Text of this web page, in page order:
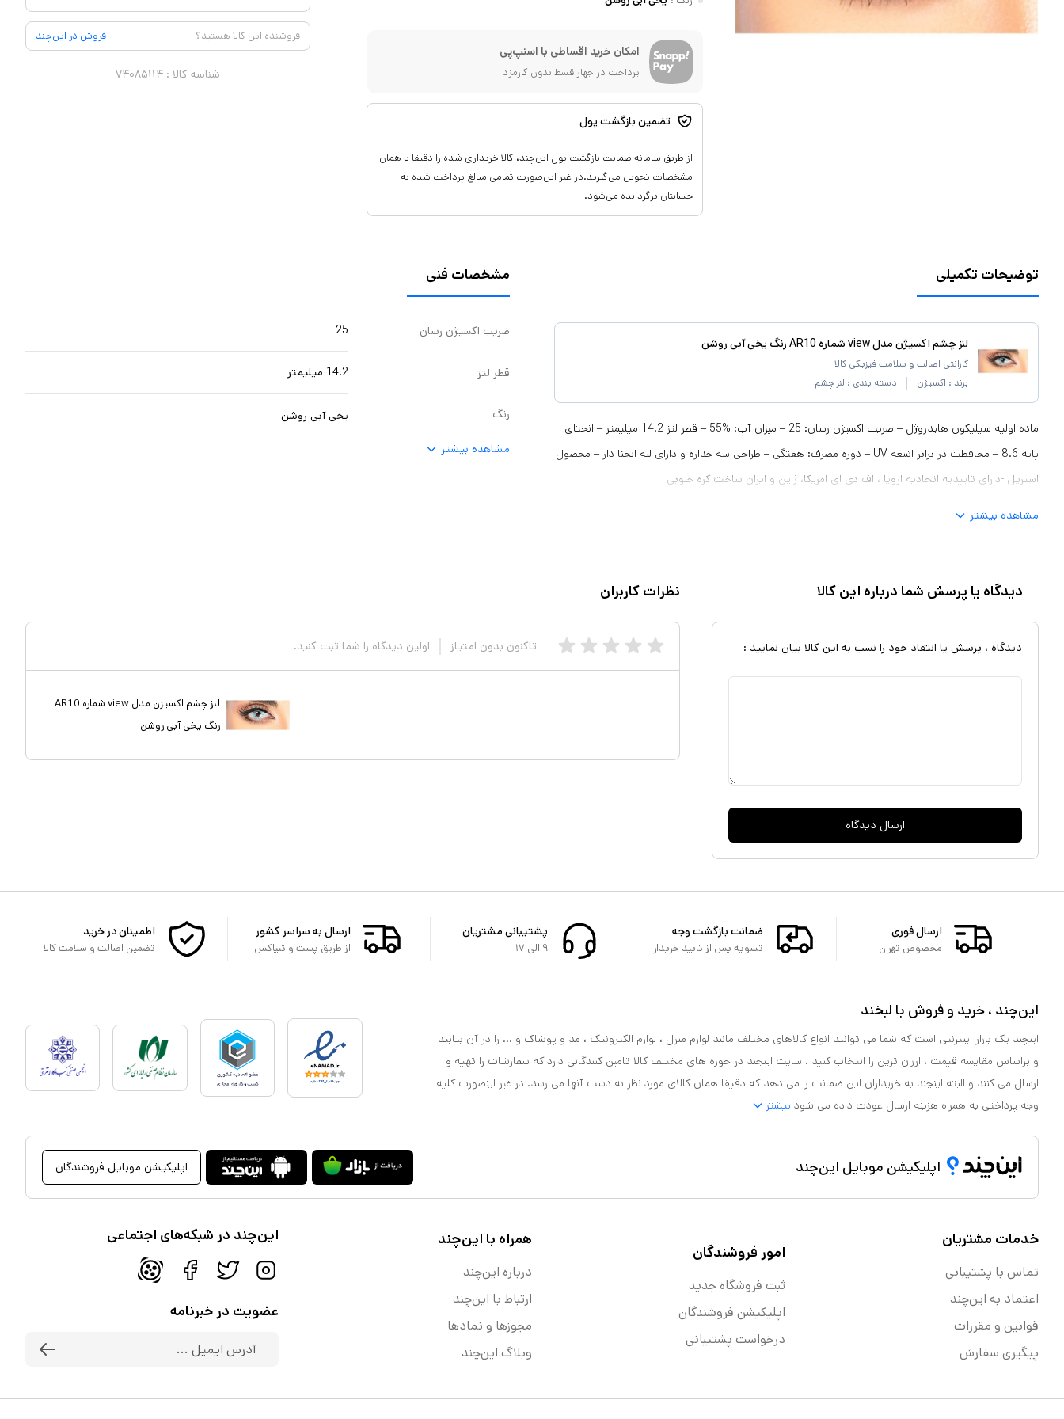
امکان خرید اقساطی با اسنپ‌پی
پرداخت در چهار قسط بدون کارمزد
تضمین بازگشت پول
از طریق سامانه ضمانت بازگشت پول این‌چند، کالا خریداری شده را دقیقا با همان
مشخصات تحویل می‌گیرید.در غیر این‌صورت تمامی مبالغ پرداخت شده به
حسابتان برگردانده می‌شود.
فروشنده این کالا هستید؟ فروش در این‌چند
شناسه کالا : ۷۴۰۸۵۱۱۴
توضیحات تکمیلی
لنز چشم اکسیژن مدل view شماره AR10 رنگ یخی آبی روشن
گارانتی اصالت و سلامت فیزیکی کالا
برند : اکسیژن دسته بندی : لنز چشم
ماده اولیه سیلیکون هایدروژل – ضریب اکسیژن رسان: 25 – میزان آب: %55 – قطر لتز 14.2 میلیمتر – انحتای
پایه 8.6 – محافظت در برابر اشعه UV – دوره مصرف: هفتگی – طراحی سه جداره و دارای لبه انحنا دار – محصول
استریل -دارای تاییدیه اتحادیه اروپا ، اف دی ای امریکا، ژاپن و ایران ساخت کره جنوبی
مشاهده بیشتر
مشخصات فنی
ضریب اکسیژن رسان 25
قطر لتز 14.2 میلیمتر
رنگ یخی آبی روشن
مشاهده بیشتر
دیدگاه یا پرسش شما درباره این کالا
دیدگاه ، پرسش یا انتقاد خود را نسب به این کالا بیان نمایید :
ارسال دیدگاه
نظرات کاربران
تاکنون بدون امتیاز اولین دیدگاه را شما ثبت کنید.
لنز چشم اکسیژن مدل view شماره AR10
رنگ یخی آبی روشن
ارسال فوری
مخصوص تهران
ضمانت بازگشت وجه
تسویه پس از تایید خریدار
پشتیبانی مشتریان
۹ الی ۱۷
ارسال به سراسر کشور
از طریق پست و تیپاکس
اطمینان در خرید
تضمین اصالت و سلامت کالا
این‌چند ، خرید و فروش با لبخند
اینچند یک بازار اینترنتی است که شما می توانید انواع کالاهای مختلف مانند لوازم منزل ، لوازم الکترونیک ، مد و پوشاک و ... را در آن بیابید
و براساس مقایسه قیمت ، ارزان ترین را انتخاب کنید . سایت اینچند در حوزه های مختلف کالا تامین کنندگانی دارد که سفارشات را تهیه و
ارسال می کنند و البته اینچند به خریداران این ضمانت را می دهد که دقیقا همان کالای مورد نظر به دست آنها می رسد. در غیر اینصورت کلیه
وجه پرداختی به همراه هزینه ارسال عودت داده می شود بیشتر
اپلیکیشن موبایل این‌چند اپلیکیشن موبایل فروشندگان
خدمات مشتریان
تماس با پشتیبانی
اعتماد به این‌چند
قوانین و مقررات
پیگیری سفارش
امور فروشندگان
ثبت فروشگاه جدید
اپلیکیشن فروشندگان
درخواست پشتیبانی
همراه با این‌چند
درباره این‌چند
ارتباط با این‌چند
مجوزها و نماد‌ها
وبلاگ این‌چند
این‌چند در شبکه‌های اجتماعی
عضویت در خبرنامه